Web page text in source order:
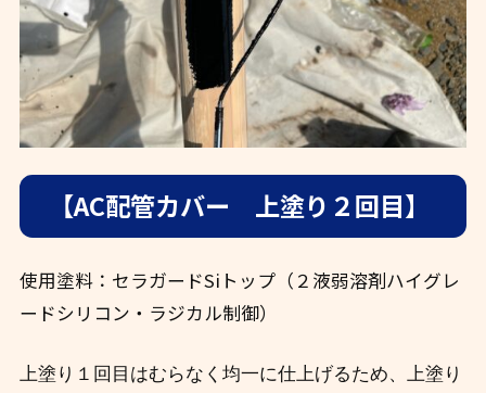
【AC配管カバー 上塗り２回目】
使用塗料：セラガードSiトップ（２液弱溶剤ハイグレ
ードシリコン・ラジカル制御）
上塗り１回目はむらなく均一に仕上げるため、上塗り